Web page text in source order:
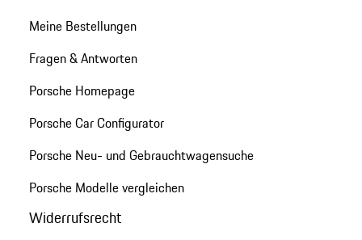
Meine Bestellungen
Fragen & Antworten
Porsche Homepage
Porsche Car Configurator
Porsche Neu- und Gebrauchtwagensuche
Porsche Modelle vergleichen
Widerrufsrecht